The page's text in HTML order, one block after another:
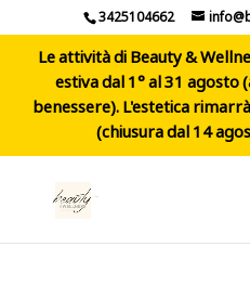
3425104662
Le attività di Beauty &
estiva dal 1° al 31
benessere). L'estetica
(chiusura dal 14